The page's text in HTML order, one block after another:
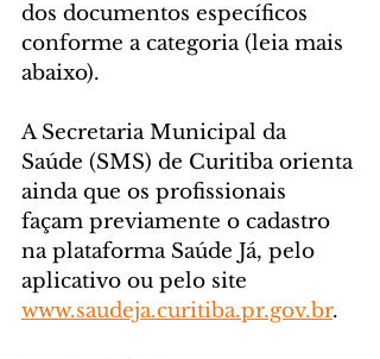
dos documentos específicos
conforme a categoria (leia mais
abaixo).
A Secretaria Municipal da
Saúde (SMS) de Curitiba orienta
ainda que os profissionais
façam previamente o cadastro
na plataforma Saúde Já, pelo
aplicativo ou pelo site
www.saudeja.curitiba.pr.gov.br.